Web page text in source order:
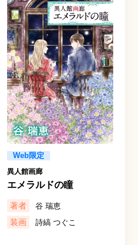
Web限定
異人館画廊
エメラルドの瞳
著者 谷 瑞恵
装画 詩縞 つぐこ